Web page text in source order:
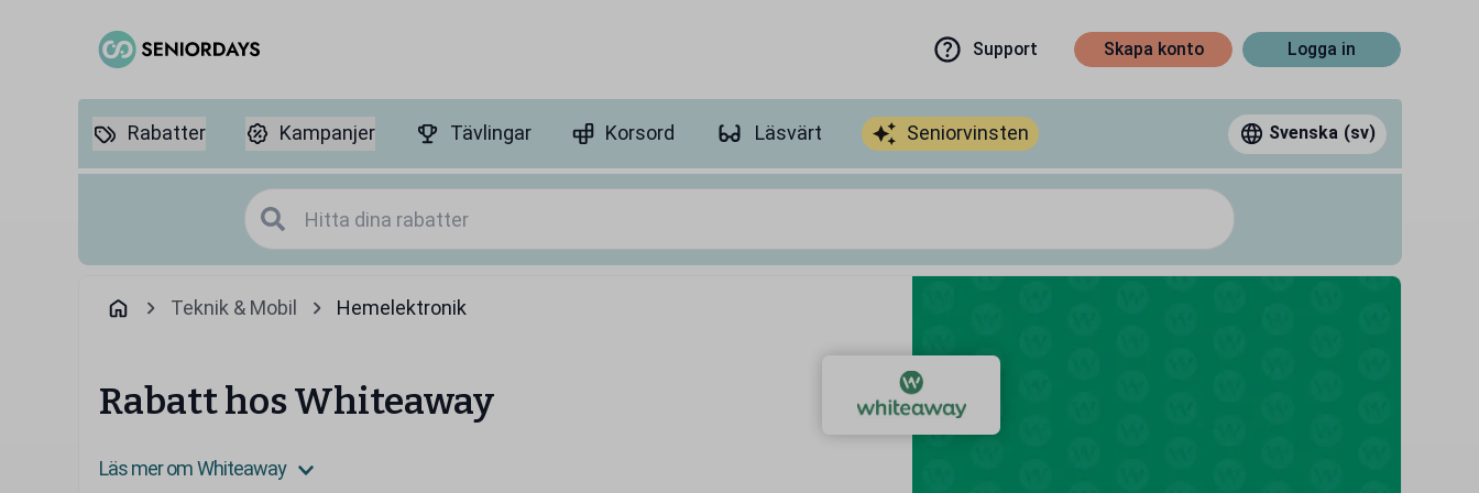
Support Skapa konto Logga in
Rabatter Kampanjer Tävlingar Korsord Läsvärt Seniorvinsten Svenska (sv)
Teknik & Mobil Hemelektronik
Rabatt hos Whiteaway
Läs mer om Whiteaway